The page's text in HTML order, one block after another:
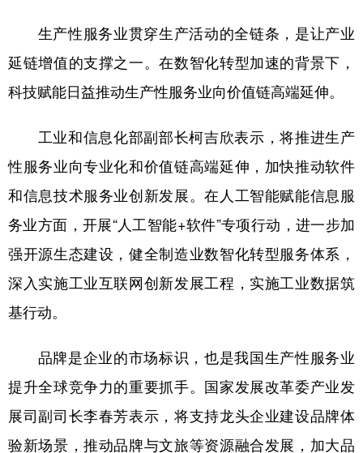
生产性服务业贯穿生产活动的全链条，是让产业
延链增值的支撑之一。在数智化转型加速的背景下，
科技赋能日益推动生产性服务业向价值链高端延伸。
工业和信息化部副部长柯吉欣表示，将推进生产
性服务业向专业化和价值链高端延伸，加快推动软件
和信息技术服务业创新发展。在人工智能赋能信息服
务业方面，开展“人工智能+软件”专项行动，进一步加
强开源生态建设，健全制造业数智化转型服务体系，
深入实施工业互联网创新发展工程，实施工业数据筑
基行动。
品牌是企业的市场标识，也是我国生产性服务业
提升全球竞争力的重要抓手。国家发展改革委产业发
展司副司长李春芳表示，将支持龙头企业建设品牌体
验新场景，推动品牌与文旅等资源融合发展，加大品